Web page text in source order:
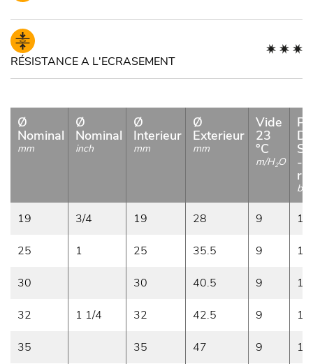
RÉSISTANCE A L'ECRASEMENT
Ø
Nominal
mm
Ø
Nominal
inch
Ø
Interieur
mm
Ø
Exterieur
mm
Vide
23
°C
m/H2O
De
-
bar
19 3/4 19 28 9 16
25 1 25 35.5 9 16
30 30 40.5 9 16
32 1 1/4 32 42.5 9 16
35 35 47 9 14